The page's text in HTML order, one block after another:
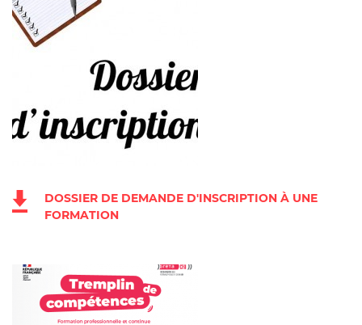
DOSSIER DE DEMANDE D'INSCRIPTION À UNE
FORMATION